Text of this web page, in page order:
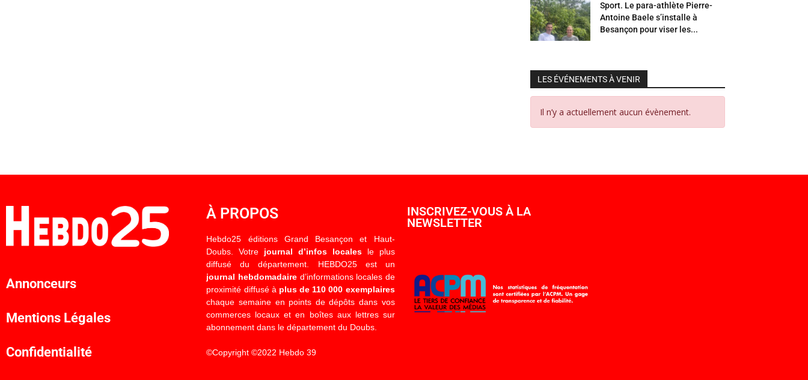
Sport. Le para-athlète Pierre-
Antoine Baele s’installe à
Besançon pour viser les...
LES ÉVÉNEMENTS À VENIR
Il n’y a actuellement aucun évènement.
Annonceurs
Mentions Légales
Confidentialité
À PROPOS
Hebdo25 éditions Grand Besançon et Haut-
Doubs. Votre journal d’infos localesle plus
diffusé du département. HEBDO25 est un
journal hebdomadaired’informations locales de
proximité diffusé à plus de 110 000 exemplaires
chaque semaine en points de dépôts dans vos
commerces locaux et en boîtes aux lettres sur
abonnement dans le département du Doubs.
©Copyright ©2022 Hebdo 39
INSCRIVEZ-VOUS À LA
NEWSLETTER